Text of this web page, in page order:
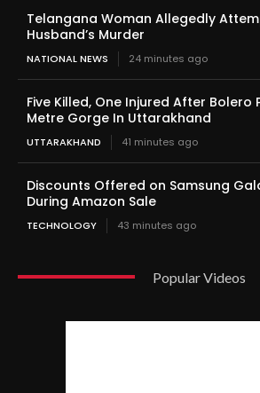
Telangana Woman Allegedly
Husband’s Murder
NATIONAL NEWS 24 minutes ago
Five Killed, One Injured After Bolero
Metre Gorge In Uttarakhand
UTTARAKHAND 41 minutes ago
Discounts Offered on Samsung
During Amazon Sale
TECHNOLOGY 43 minutes ago
Popular Videos